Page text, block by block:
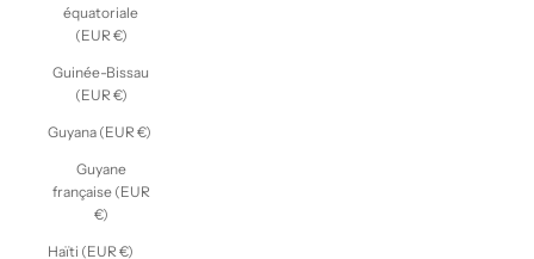
équatoriale
(EUR €)
Guinée-Bissau
(EUR €)
Guyana (EUR €)
Guyane
française (EUR
€)
Haïti (EUR €)